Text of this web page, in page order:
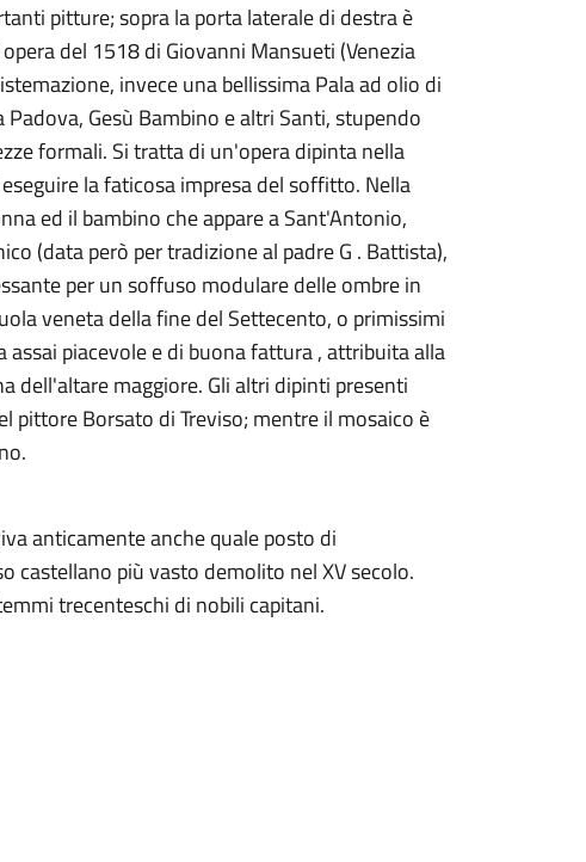
pitture; sopra la porta laterale di destra è
del 1518 di Giovanni Mansueti (Venezia
invece una bellissima Pala ad olio di
Gesù Bambino e altri Santi, stupendo
formali. Si tratta di un'opera dipinta nella
la faticosa impresa del soffitto. Nella
ed il bambino che appare a Sant'Antonio,
(data però per tradizione al padre G . Battista),
per un soffuso modulare delle ombre in
veneta della fine del Settecento, o primissimi
assai piacevole e di buona fattura , attribuita alla
dell'altare maggiore. Gli altri dipinti presenti
pittore Borsato di Treviso; mentre il mosaico è
anticamente anche quale posto di
castellano più vasto demolito nel XV secolo.
trecenteschi di nobili capitani.